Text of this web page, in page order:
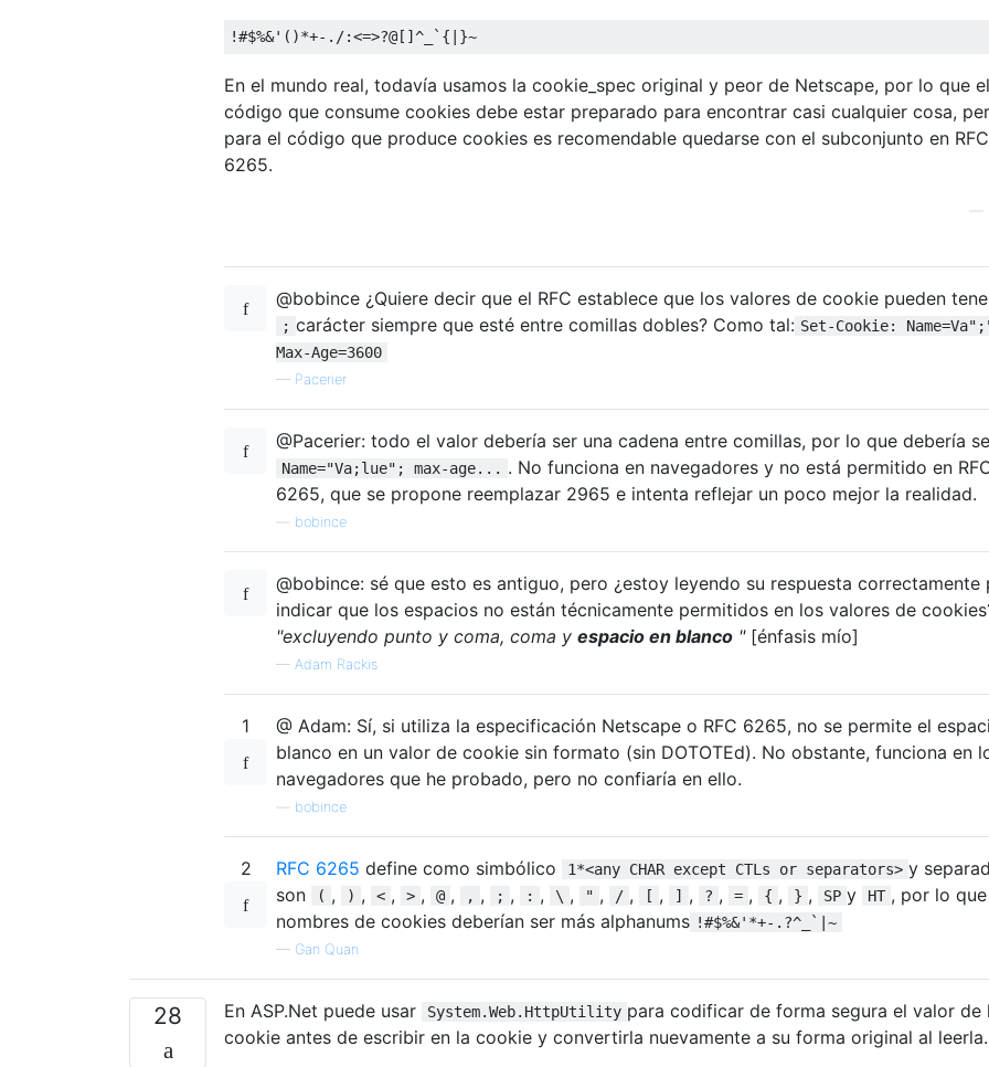
En el mundo real, todavía usamos la cookie_spec original y peor de Netscape, por lo que el
código que consume cookies debe estar preparado para encontrar casi cualquier cosa,
para el código que produce cookies es recomendable quedarse con el subconjunto en RFC
6265.
@bobince ¿Quiere decir que el RFC establece que los valores de cookie pueden
; carácter siempre que esté entre comillas dobles? Como tal: Set-Cookie:
Max-Age=3600
— Pacerier
@Pacerier: todo el valor debería ser una cadena entre comillas, por lo que debería
Name="Va;lue"; max-age... . No funciona en navegadores y no está permitido en
6265, que se propone reemplazar 2965 e intenta reflejar un poco mejor la realidad.
bobince
@bobince: sé que esto es antiguo, pero ¿estoy leyendo su respuesta correctamente
indicar que los espacios no están técnicamente permitidos en los valores de
"excluyendo punto y coma, coma y espacio en blanco "[énfasis mío]
— Adam Rackis
1
@ Adam: Sí, si utiliza la especificación Netscape o RFC 6265, no se permite el
blanco en un valor de cookie sin formato (sin DOTOTEd). No obstante, funciona en
navegadores que he probado, pero no confiaría en ello.
bobince
2 RFC 6265 define como simbólico 1*<any CHAR except CTLs or separators> y
son
( , ) , < , > , @ , , , ; , : , \ , " , / , [ , ] , ? , = , { , } , SP y HT , por lo
nombres de cookies deberían ser más alphanums !#$%&'*+-.?^_`|~
— Gan Quan
28 En ASP.Net puede usar System.Web.HttpUtility para codificar de forma segura el valor de
cookie antes de escribir en la cookie y convertirla nuevamente a su forma original al leerla.